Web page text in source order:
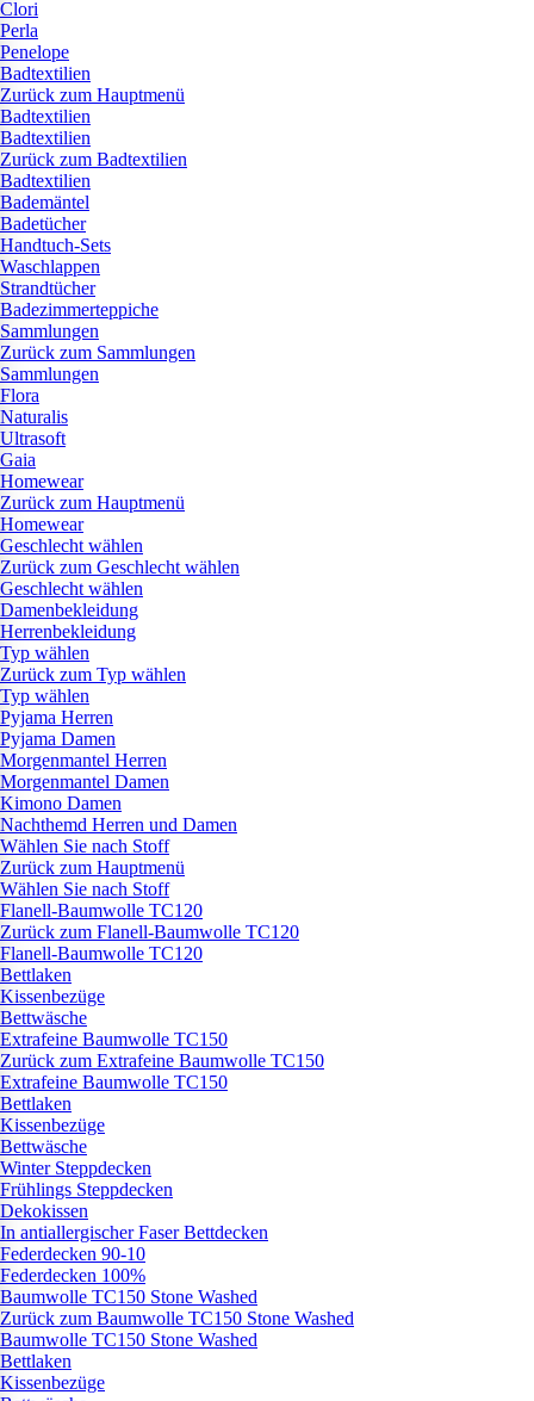
Clori
Perla
Penelope
Badtextilien
Zurück zum Hauptmenü
Badtextilien
Badtextilien
Zurück zum Badtextilien
Badtextilien
Bademäntel
Badetücher
Handtuch-Sets
Waschlappen
Strandtücher
Badezimmerteppiche
Sammlungen
Zurück zum Sammlungen
Sammlungen
Flora
Naturalis
Ultrasoft
Gaia
Homewear
Zurück zum Hauptmenü
Homewear
Geschlecht wählen
Zurück zum Geschlecht wählen
Geschlecht wählen
Damenbekleidung
Herrenbekleidung
Typ wählen
Zurück zum Typ wählen
Typ wählen
Pyjama Herren
Pyjama Damen
Morgenmantel Herren
Morgenmantel Damen
Kimono Damen
Nachthemd Herren und Damen
Wählen Sie nach Stoff
Zurück zum Hauptmenü
Wählen Sie nach Stoff
Flanell-Baumwolle TC120
Zurück zum Flanell-Baumwolle TC120
Flanell-Baumwolle TC120
Bettlaken
Kissenbezüge
Bettwäsche
Extrafeine Baumwolle TC150
Zurück zum Extrafeine Baumwolle TC150
Extrafeine Baumwolle TC150
Bettlaken
Kissenbezüge
Bettwäsche
Winter Steppdecken
Frühlings Steppdecken
Dekokissen
In antiallergischer Faser Bettdecken
Federdecken 90-10
Federdecken 100%
Baumwolle TC150 Stone Washed
Zurück zum Baumwolle TC150 Stone Washed
Baumwolle TC150 Stone Washed
Bettlaken
Kissenbezüge